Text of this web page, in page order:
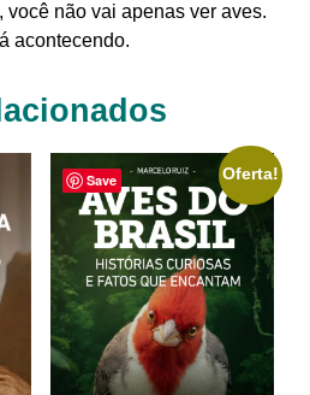
você não vai apenas ver aves.
acontecendo.
Save Oferta!